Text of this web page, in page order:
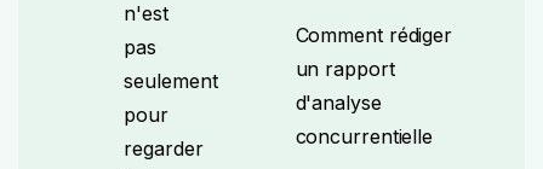
n'est
pas
seulement
pour
regarder
Comment rédiger
un rapport
d'analyse
concurrentielle